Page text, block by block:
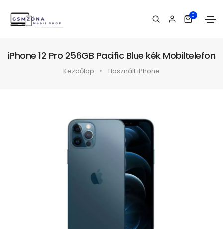
0
iPhone 12 Pro 256GB Pacific Blue kék Mobiltelefon
Kezdőlap Használt iPhone